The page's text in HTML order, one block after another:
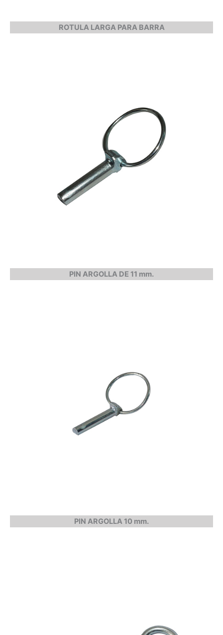
ROTULA LARGA PARA BARRA
PIN ARGOLLA DE 11 mm.
PIN ARGOLLA 10 mm.